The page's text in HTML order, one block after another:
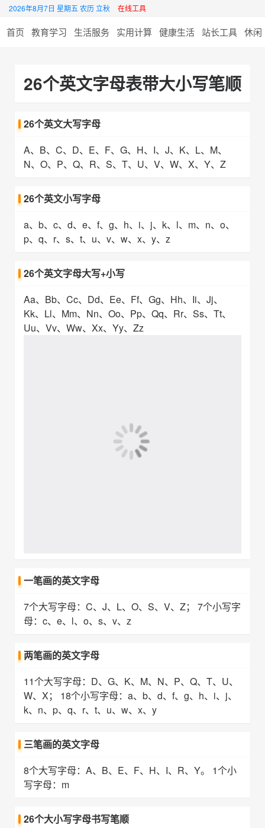
2026年8月7日 星期五 农历 立秋 在线工具
首页 教育学习 生活服务 实用计算 健康生活 站长工具 休闲
26个英文字母表带大小写笔顺
26个英文大写字母
A、B、C、D、E、F、G、H、I、J、K、L、M、
N、O、P、Q、R、S、T、U、V、W、X、Y、Z
26个英文小写字母
a、b、c、d、e、f、g、h、i、j、k、l、m、n、o、
p、q、r、s、t、u、v、w、x、y、z
26个英文字母大写+小写
Aa、Bb、Cc、Dd、Ee、Ff、Gg、Hh、Ii、Jj、
Kk、Ll、Mm、Nn、Oo、Pp、Qq、Rr、Ss、Tt、
Uu、Vv、Ww、Xx、Yy、Zz
一笔画的英文字母
7个大写字母：C、J、L、O、S、V、Z； 7个小写字
母：c、e、l、o、s、v、z
两笔画的英文字母
11个大写字母：D、G、K、M、N、P、Q、T、U、
W、X； 18个小写字母：a、b、d、f、g、h、i、j、
k、n、p、q、r、t、u、w、x、y
三笔画的英文字母
8个大写字母：A、B、E、F、H、I、R、Y。 1个小
写字母：m
26个大小写字母书写笔顺